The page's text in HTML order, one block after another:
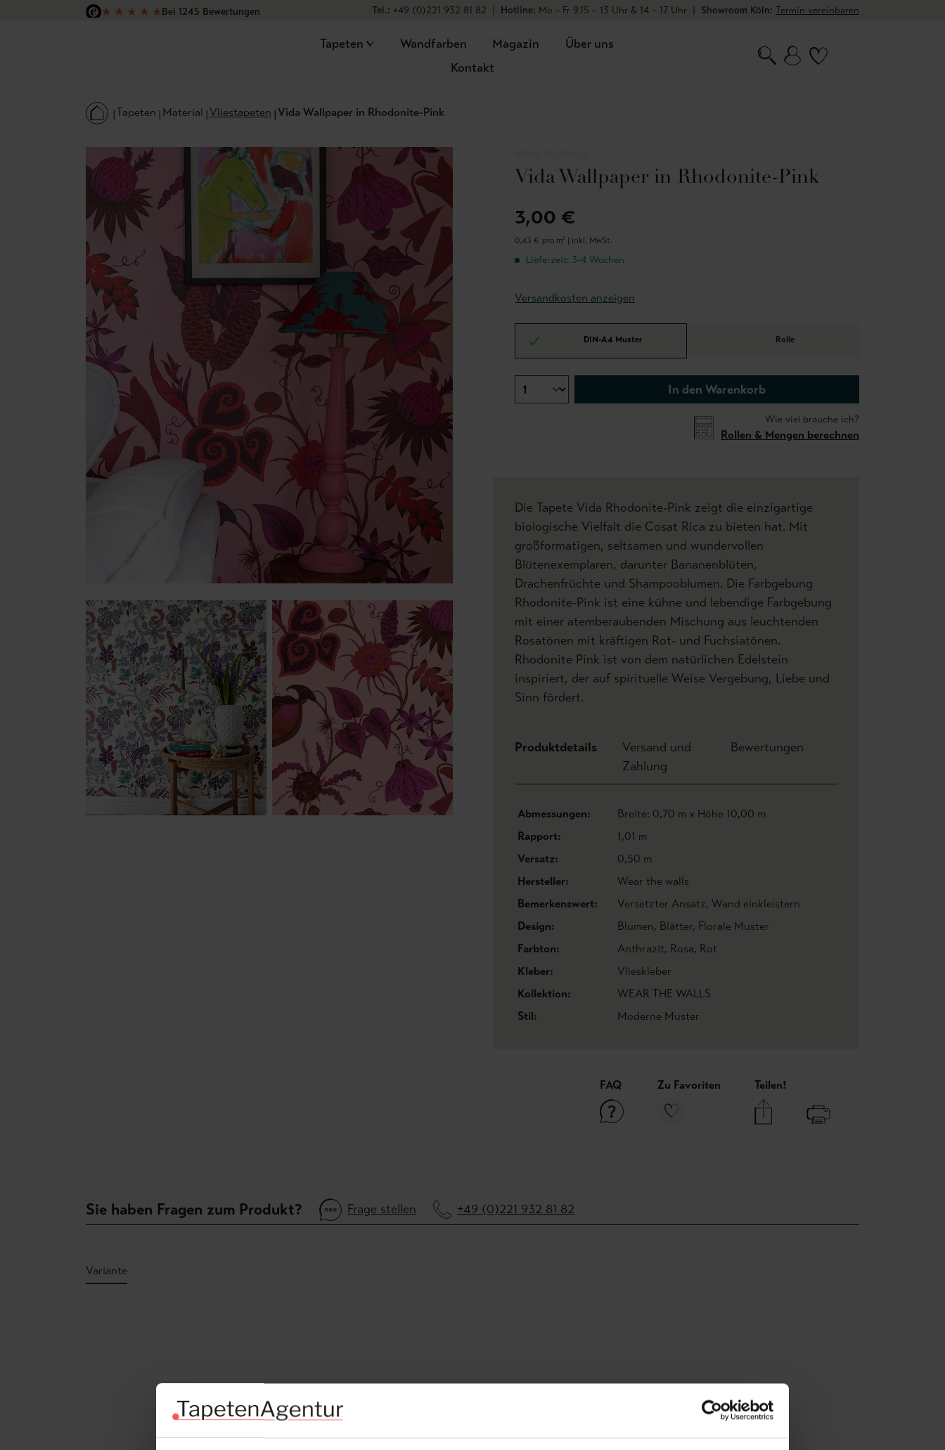
Hauptinhalt springen
Zur Suche springen
Zur Hauptnavigation springen
★ ★ ★ ★ ★Bei 1245 Bewertungen
Tel.: +49 (0)221 932 81 82 | Hotline: Mo – Fr 9.15 – 13 Uhr & 14 – 17 Uhr | Showroom Köln: Termin vereinbaren
Tapeten Wandfarben Magazin
Über uns
Kontakt
Tapeten Material Vliestapeten Vida Wallpaper in Rhodonite-Pink
Vida Wallpaper in Rhodonite-Pink
3,00 €
0,43 € pro m² | inkl. MwSt.
Lieferzeit: 3-4 Wochen
Versandkosten anzeigen
DIN-A4 Muster Rolle
In den Warenkorb
Wie viel brauche ich?
Rollen & Mengen berechnen
Die Tapete Vida Rhodonite-Pink zeigt die einzigartige
biologische Vielfalt die Cosat Rica zu bieten hat. Mit
großformatigen, seltsamen und wundervollen
Blütenexemplaren, darunter Bananenblüten,
Drachenfrüchte und Shampooblumen. Die Farbgebung
Rhodonite-Pink ist eine kühne und lebendige Farbgebung
mit einer atemberaubenden Mischung aus leuchtenden
Rosatönen mit kräftigen Rot- und Fuchsiatönen.
Rhodonite Pink ist von dem natürlichen Edelstein
inspiriert, der auf spirituelle Weise Vergebung, Liebe und
Sinn fördert.
Produktdetails
Versand und
Zahlung
Bewertungen
Abmessungen:
Breite: 0,70 m x Höhe 10,00 m
Rapport:
1,01 m
Versatz:
0,50 m
Hersteller:
Wear the walls
Bemerkenswert:
Versetzter Ansatz, Wand einkleistern
Design:
Blumen, Blätter, Florale Muster
Farbton:
Anthrazit, Rosa, Rot
Kleber:
Vlieskleber
Kollektion:
WEAR THE WALLS
Stil:
Moderne Muster
FAQ Zu Favoriten Teilen!
Sie haben Fragen zum Produkt? Frage stellen +49 (0)221 932 81 82
Variante